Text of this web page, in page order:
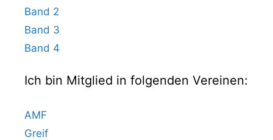
Band 2
Band 3
Band 4
Ich bin Mitglied in folgenden Vereinen:
AMF
Greif